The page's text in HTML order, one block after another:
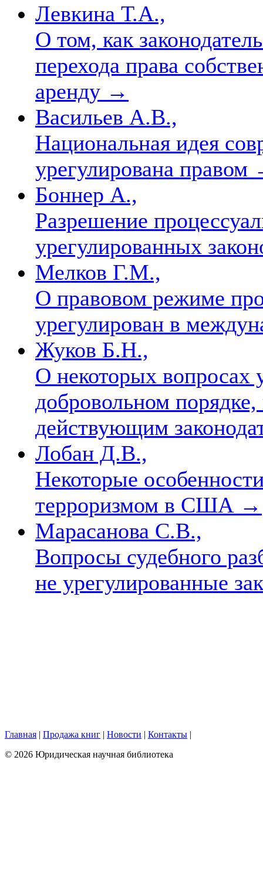
Левкина Т.А.,
О том, как
перехода права
аренду →
Васильев А.В.,
Национальная идея
урегулирована правом
Боннер А.,
Разрешение
урегулированных
Мелков Г.М.,
О правовом режиме
урегулирован в
Жуков Б.Н.,
О некоторых вопросах
добровольном
действующим
Лобан Д.В.,
Некоторые
терроризмом в США →
Марасанова С.В.,
Вопросы судебного
не урегулированные
Главная | Продажа книг | Новости | Контакты |
© 2026 Юридическая научная библиотека